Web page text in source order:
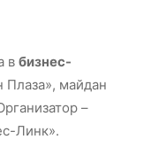
в бизнес-
майдан
–
Линк».